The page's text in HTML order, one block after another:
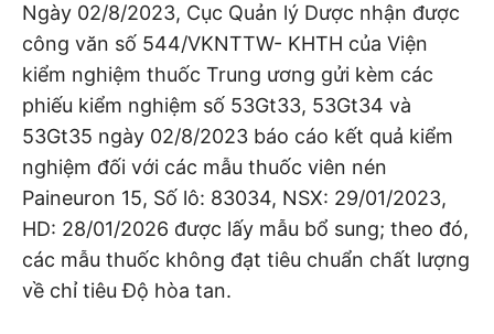
Ngày 02/8/2023, Cục Quản lý Dược nhận được
công văn số 544/VKNTTW- KHTH của Viện
kiểm nghiệm thuốc Trung ương gửi kèm các
phiếu kiểm nghiệm số 53Gt33, 53Gt34 và
53Gt35 ngày 02/8/2023 báo cáo kết quả kiểm
nghiệm đối với các mẫu thuốc viên nén
Paineuron 15, Số lô: 83034, NSX: 29/01/2023,
HD: 28/01/2026 được lấy mẫu bổ sung; theo đó,
các mẫu thuốc không đạt tiêu chuẩn chất lượng
về chỉ tiêu Độ hòa tan.